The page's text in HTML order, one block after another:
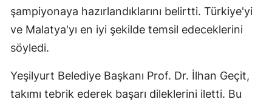
şampiyonaya hazırlandıklarını belirtti. Türkiye'yi
ve Malatya'yı en iyi şekilde temsil edeceklerini
söyledi.
Yeşilyurt Belediye Başkanı Prof. Dr. İlhan Geçit,
takımı tebrik ederek başarı dileklerini iletti. Bu